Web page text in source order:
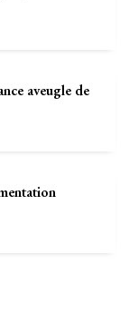
aveugle de